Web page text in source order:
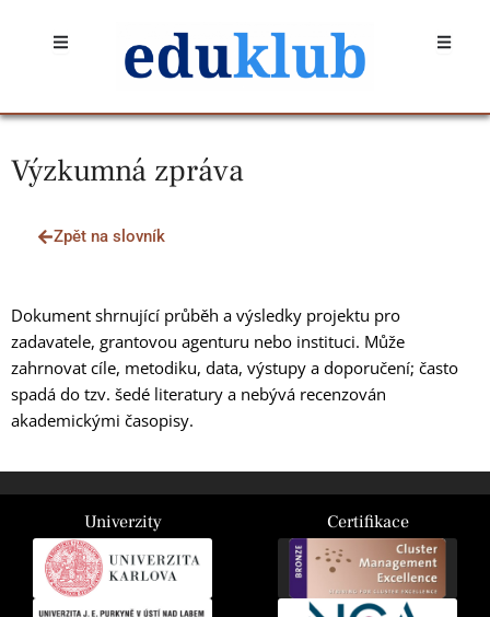
Open Open
Výzkumná zpráva
Zpět na slovník
Dokument shrnující průběh a výsledky projektu pro
zadavatele, grantovou agenturu nebo instituci. Může
zahrnovat cíle, metodiku, data, výstupy a doporučení; často
spadá do tzv. šedé literatury a nebývá recenzován
akademickými časopisy.
Univerzity Certifikace